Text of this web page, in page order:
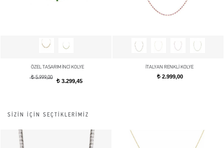
ÖZEL TASARIM İNCİ KOLYE
t5.999,00
t 3.299,45
İTALYAN RENKLİ KOLYE
t2.999,00
SİZİN İÇİN SEÇTİKLERİMİZ